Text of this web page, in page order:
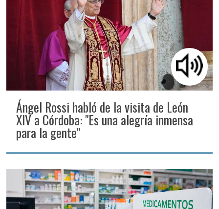
Ángel Rossi habló de la visita de León
XIV a Córdoba: "Es una alegría inmensa
para la gente"